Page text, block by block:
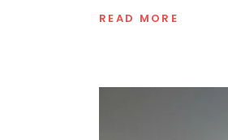
READ MORE